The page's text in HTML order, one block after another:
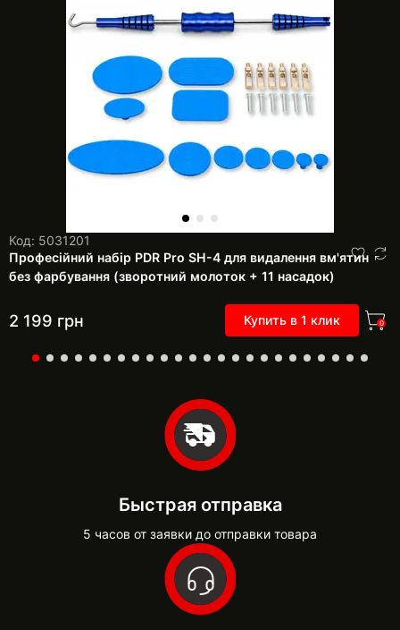
Код: 5031201
Професійний набір PDR Pro SH-4 для видалення вм'ятин
без фарбування (зворотний молоток + 11 насадок)
2 199 грн Купить в 1 клик 0
Быстрая отправка
5 часов от заявки до отправки товара